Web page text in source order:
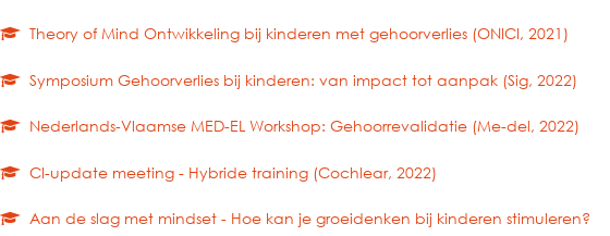
Theory of Mind Ontwikkeling bij kinderen met gehoorverlies (ONICI, 2021)
Symposium Gehoorverlies bij kinderen: van impact tot aanpak (Sig, 2022)
Nederlands-Vlaamse MED-EL Workshop: Gehoorrevalidatie (Me-del, 2022)
CI-update meeting - Hybride training (Cochlear, 2022)
Aan de slag met mindset - Hoe kan je groeidenken bij kinderen stimuleren?